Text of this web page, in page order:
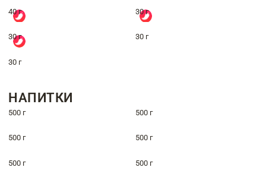
40 г 30 г
30 г 30 г
30 г
НАПИТКИ
500 г 500 г
500 г 500 г
500 г 500 г